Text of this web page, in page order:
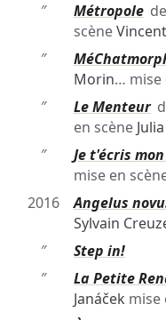
″
Métropolede
scène
″
Morin… mise
″
Le Menteur
en scène
″
Je t'écris
mise en
2016
Angelus
Sylvain
″
Step in!
″
La Petite
Janáček mise